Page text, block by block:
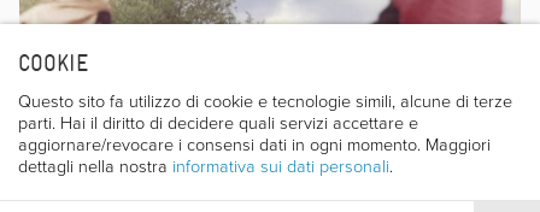
COOKIE
Questo sito fa utilizzo di cookie e tecnologie simili, alcune di terze
parti. Hai il diritto di decidere quali servizi accettare e
aggiornare/revocare i consensi dati in ogni momento. Maggiori
dettagli nella nostra informativa sui dati personali.